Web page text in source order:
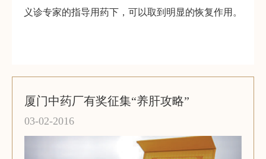
义诊专家的指导用药下，可以取到明显的恢复作用。
厦门中药厂有奖征集“养肝攻略”
03-02-2016